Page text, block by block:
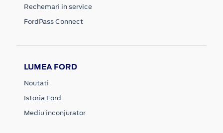
Rechemari in service
FordPass Connect
LUMEA FORD
Noutati
Istoria Ford
Mediu inconjurator